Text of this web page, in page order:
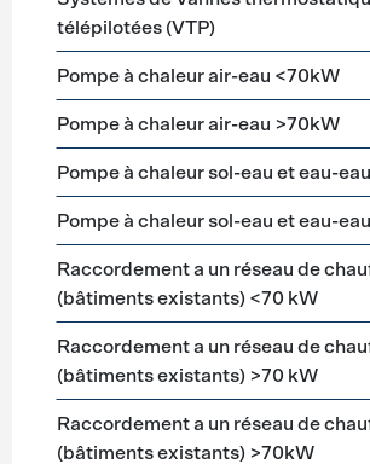
télépilotées (VTP)
Pompe à chaleur air-eau <70kW
Pompe à chaleur air-eau >70kW
Pompe à chaleur sol-eau et eau-
Pompe à chaleur sol-eau et eau-
Raccordement a un réseau de
(bâtiments existants) <70 kW
Raccordement a un réseau de
(bâtiments existants) >70 kW
Raccordement a un réseau de
(bâtiments existants) >70kW